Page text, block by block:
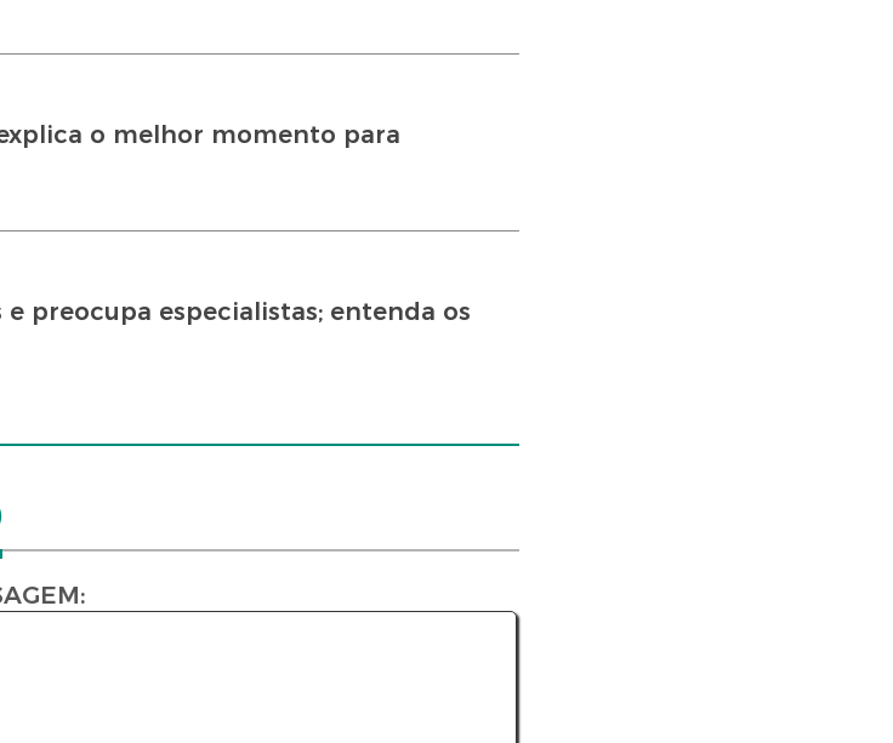
o melhor momento para
preocupa especialistas; entenda os